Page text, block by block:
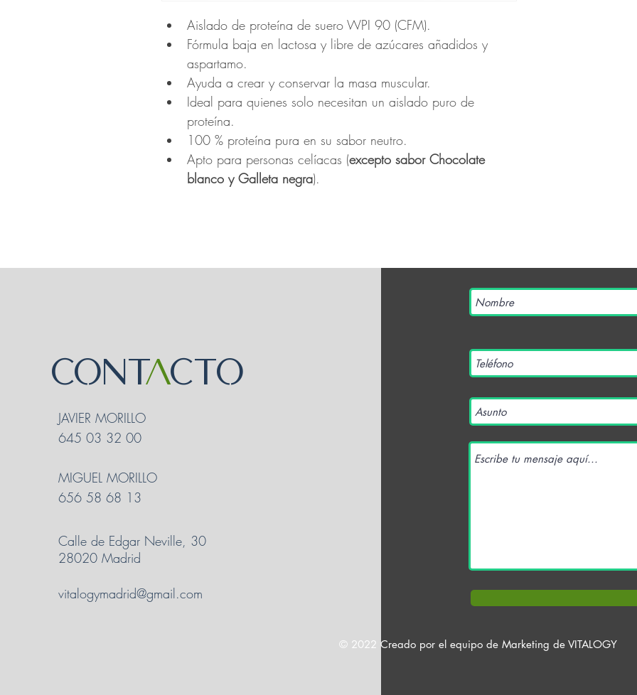
Aislado de proteína de suero WPI 90 (CFM).
Fórmula baja en lactosa y libre de azúcares añadidos y
aspartamo.
Ayuda a crear y conservar la masa muscular.
Ideal para quienes solo necesitan un aislado puro de
proteína.
100 % proteína pura en su sabor neutro.
Apto para personas celíacas (excepto sabor Chocolate
blanco y Galleta negra).
CONTACTO
JAVIER MORILLO
645 03 32 00
MIGUEL MORILLO
656 58 68 13
Calle de Edgar Neville, 30
28020 Madrid
vitalogymadrid@gmail.com
© 2022 Creado por el equipo de Marketing de VITALOGY